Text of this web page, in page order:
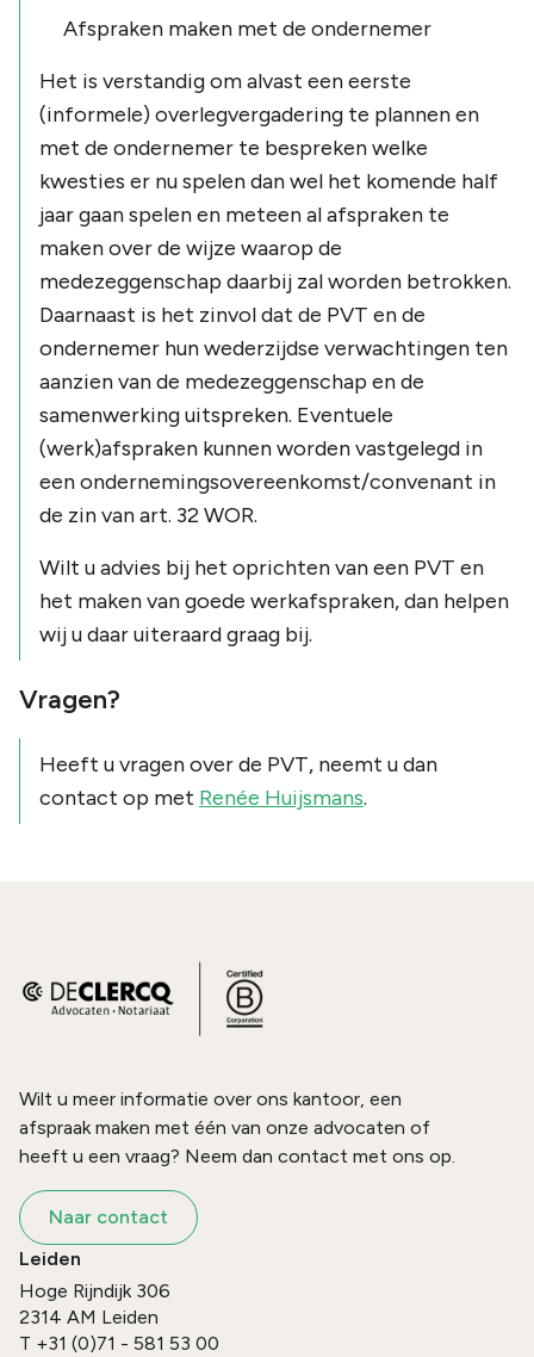
Afspraken maken met de ondernemer
Het is verstandig om alvast een eerste
(informele) overlegvergadering te plannen en
met de ondernemer te bespreken welke
kwesties er nu spelen dan wel het komende half
jaar gaan spelen en meteen al afspraken te
maken over de wijze waarop de
medezeggenschap daarbij zal worden betrokken.
Daarnaast is het zinvol dat de PVT en de
ondernemer hun wederzijdse verwachtingen ten
aanzien van de medezeggenschap en de
samenwerking uitspreken. Eventuele
(werk)afspraken kunnen worden vastgelegd in
een ondernemingsovereenkomst/convenant in
de zin van art. 32 WOR.
Wilt u advies bij het oprichten van een PVT en
het maken van goede werkafspraken, dan helpen
wij u daar uiteraard graag bij.
Vragen?
Heeft u vragen over de PVT, neemt u dan
contact op met Renée Huijsmans.
Wilt u meer informatie over ons kantoor, een
afspraak maken met één van onze advocaten of
heeft u een vraag? Neem dan contact met ons op.
Naar contact
Leiden
Hoge Rijndijk 306
2314 AM Leiden
T +31 (0)71 - 581 53 00